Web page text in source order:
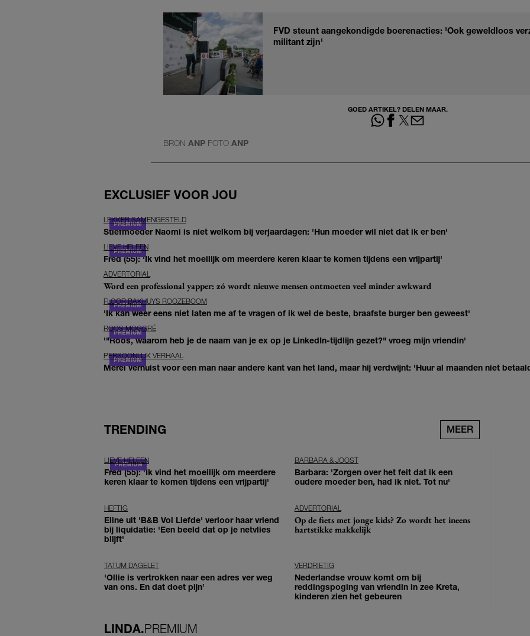
FVD steunt aangekondigde boerenacties: 'Ook geweldloos
militant zijn'
GOED ARTIKEL? DELEN MAAR.
BRON ANP FOTO ANP
EXCLUSIEF VOOR JOU
LEKKER SAMENGESTELD
Stiefmoeder Naomi is niet welkom bij verjaardagen: 'Hun moeder wil niet dat ik er ben'
LIEVE HELEEN
Fred (55): 'Ik vind het moeilijk om meerdere keren klaar te komen tijdens een vrijpartij'
ADVERTORIAL
Word een professional yapper: zó wordt nieuwe mensen ontmoeten veel minder awkward
FLOOR BAKHUYS ROOZEBOOM
'Ik kan weer eens niet laten me af te vragen of ik wel de beste, braafste burger ben geweest'
ROOS MOGGRÉ
'"Roos, waarom heb je de naam van je ex op je LinkedIn-tijdlijn gezet?" vroeg mijn vriendin'
PERSOONLIJK VERHAAL
Merel verhuist voor een man naar andere kant van het land, maar hij verdwijnt: 'Huur al maanden niet
TRENDING MEER
LIEVE HELEEN
Fred (55): 'Ik vind het moeilijk om meerdere
keren klaar te komen tijdens een vrijpartij'
BARBARA & JOOST
Barbara: 'Zorgen over het feit dat ik een
oudere moeder ben, had ik niet. Tot nu'
HEFTIG
Eline uit 'B&B Vol Liefde' verloor haar vriend
bij liquidatie: 'Een beeld dat op je netvlies
blijft'
ADVERTORIAL
Op de fiets met jonge kids? Zo wordt het ineens
hartstikke makkelijk
TATUM DAGELET
'Ollie is vertrokken naar een adres ver weg
van ons. En dat doet pijn’
VERDRIETIG
Nederlandse vrouw komt om bij
reddingspoging van vriendin in zee Kreta,
kinderen zien het gebeuren
LINDA.PREMIUM